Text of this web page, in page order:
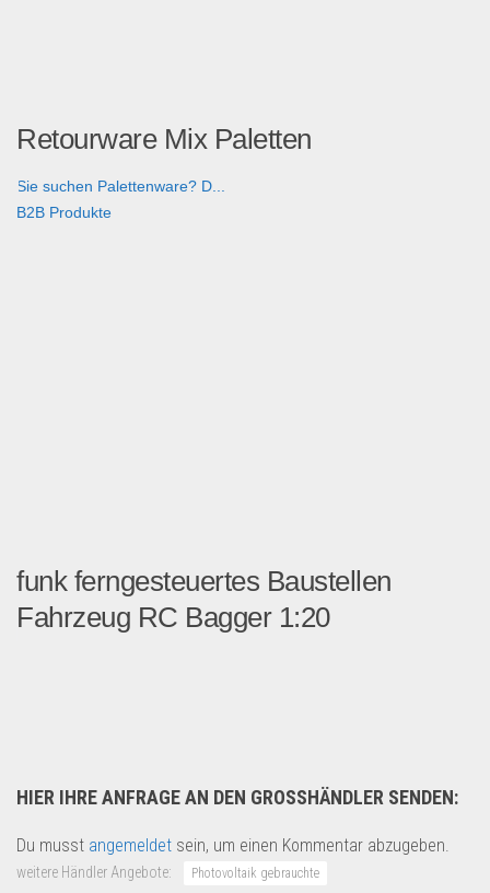
Retourware Mix Paletten
Sie suchen Palettenware? D...
B2B Produkte
funk ferngesteuertes Baustellen
Fahrzeug RC Bagger 1:20
HIER IHRE ANFRAGE AN DEN GROSSHÄNDLER SENDEN:
Du musst angemeldet sein, um einen Kommentar abzugeben.
weitere Händler Angebote: Photovoltaik gebrauchte